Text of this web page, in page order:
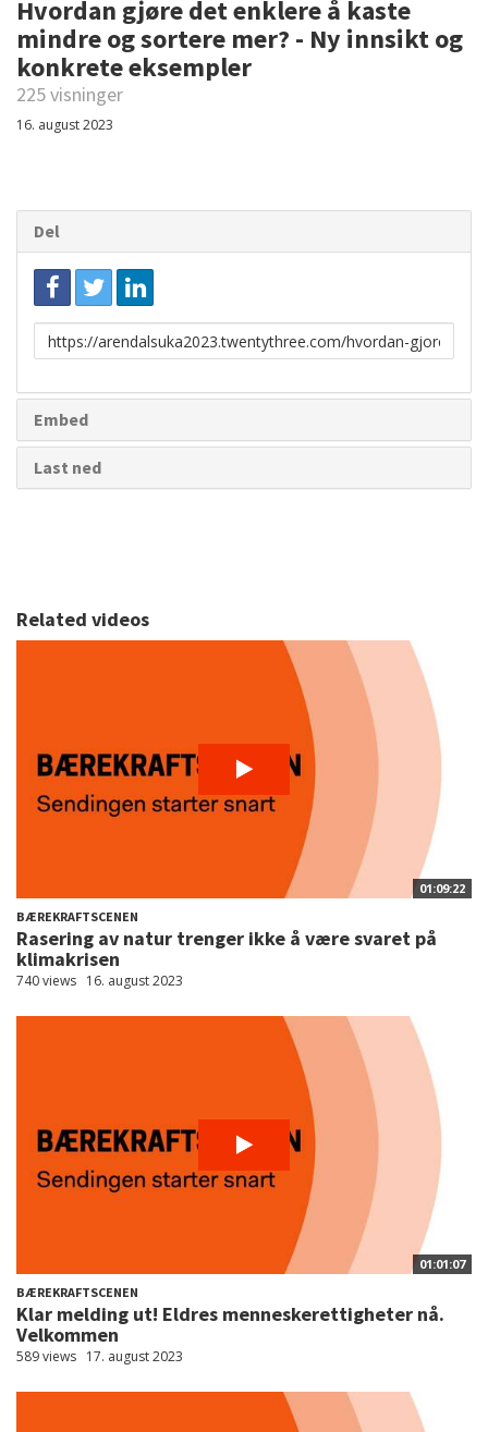
Hvordan gjøre det enklere å kaste
mindre og sortere mer? - Ny innsikt og
konkrete eksempler
225 visninger
16. august 2023
Del
Link
for
Embed
Last ned
Related videos
01:09:22
BÆREKRAFTSCENEN
Rasering av natur trenger ikke å være svaret på
klimakrisen
740 views 16. august 2023
01:01:07
BÆREKRAFTSCENEN
Klar melding ut! Eldres menneskerettigheter nå.
Velkommen
589 views 17. august 2023